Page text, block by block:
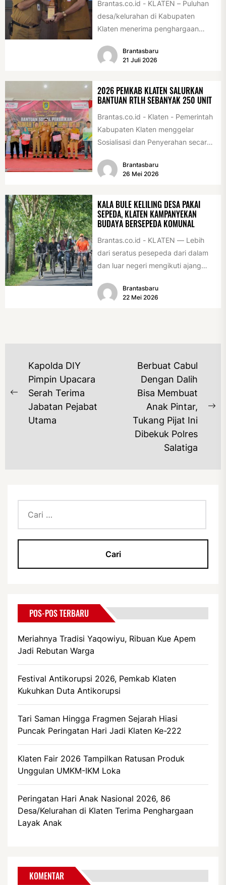
Brantas.co.id - KLATEN – Puluhan
desa/kelurahan di Kabupaten
Klaten menerima penghargaan
2026. Penghargaan tersebut
Brantasbaru
21 Juli 2026
2026 PEMKAB KLATEN SALURKAN
BANTUAN RTLH SEBANYAK 250 UNIT
Brantas.co.id - Klaten - Pemerintah
Kabupaten Klaten menggelar
Sosialisasi dan Penyerahan secara
Rumah Tidak Layak Huni...
Brantasbaru
26 Mei 2026
KALA BULE KELILING DESA PAKAI
SEPEDA, KLATEN KAMPANYEKAN
BUDAYA BERSEPEDA KOMUNAL
Brantas.co.id - KLATEN — Lebih
dari seratus pesepeda dari dalam
dan luar negeri mengikuti ajang
Association Rally...
Brantasbaru
22 Mei 2026
NAVIGASI
POS
Previous
post:
Kapolda DIY
Pimpin Upacara
Serah Terima
Jabatan Pejabat
Utama
Berbuat Cabul
Dengan Dalih
Bisa Membuat
Anak Pintar,
Tukang Pijat Ini
Dibekuk Polres
Salatiga
untuk:
POS-POS TERBARU
Meriahnya Tradisi Yaqowiyu, Ribuan Kue Apem
Jadi Rebutan Warga
Festival Antikorupsi 2026, Pemkab Klaten
Kukuhkan Duta Antikorupsi
Tari Saman Hingga Fragmen Sejarah Hiasi
Puncak Peringatan Hari Jadi Klaten Ke-222
Klaten Fair 2026 Tampilkan Ratusan Produk
Unggulan UMKM-IKM Loka
Peringatan Hari Anak Nasional 2026, 86
Desa/Kelurahan di Klaten Terima Penghargaan
Layak Anak
KOMENTAR